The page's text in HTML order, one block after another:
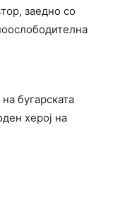
заедно со
бугарската
херој на